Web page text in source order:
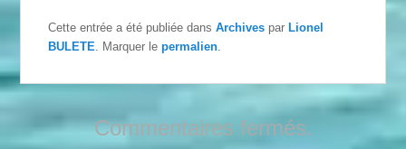
Cette entrée a été publiée dansArchives par Lionel
BULETE . Marquer lepermalien
Commentaires fermés.